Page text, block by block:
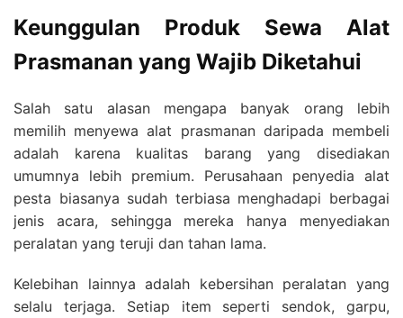
Keunggulan Produk Sewa Alat
Prasmanan yang Wajib Diketahui
Salah satu alasan mengapa banyak orang lebih
memilih menyewa alat prasmanan daripada membeli
adalah karena kualitas barang yang disediakan
umumnya lebih premium. Perusahaan penyedia alat
pesta biasanya sudah terbiasa menghadapi berbagai
jenis acara, sehingga mereka hanya menyediakan
peralatan yang teruji dan tahan lama.
Kelebihan lainnya adalah kebersihan peralatan yang
selalu terjaga. Setiap item seperti sendok, garpu,